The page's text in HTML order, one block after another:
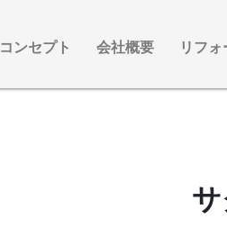
コンセプト 会社概要 リフ